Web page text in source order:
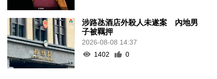
涉路氹酒店外殺人未遂案 內地男
子被羈押
2026-08-08 14:37
1402
0